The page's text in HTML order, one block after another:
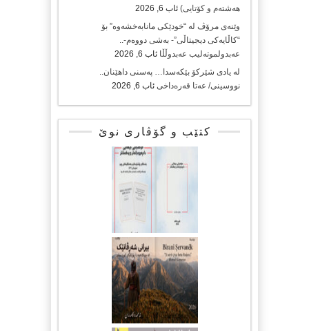
هەشتەم و کۆتایی) ئاب 6, 2026
وێنەی مرۆڤ لە “خودێکی مانابەخشەوە” بۆ
“کاڵایەکی دیجیتاڵی”- بەشی دووەم-..
عەبدولموتەلیب عەبدوڵڵا ئاب 6, 2026
لە یادی شێرکۆ بێکەسدا… پەسنی داهێنان..
نووسینی/ عەتا قەرەداخی ئاب 6, 2026
کتێب و گۆڤاری نوێ